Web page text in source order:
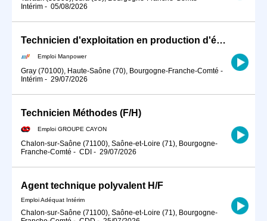
Intérim - 05/08/2026
Technicien d'exploitation en production d'énergie (H/F)
Emploi Manpower
Gray (70100), Haute-Saône (70), Bourgogne-Franche-Comté -
Intérim - 29/07/2026
Technicien Méthodes (F/H)
Emploi GROUPE CAYON
Chalon-sur-Saône (71100), Saône-et-Loire (71), Bourgogne-
Franche-Comté - CDI - 29/07/2026
Agent technique polyvalent H/F
Emploi Adéquat Intérim
Chalon-sur-Saône (71100), Saône-et-Loire (71), Bourgogne-